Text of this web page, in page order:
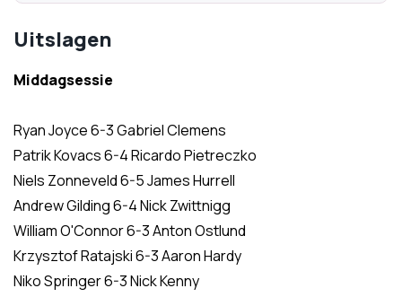
Uitslagen
Middagsessie
Ryan Joyce 6-3 Gabriel Clemens
Patrik Kovacs 6-4 Ricardo Pietreczko
Niels Zonneveld 6-5 James Hurrell
Andrew Gilding 6-4 Nick Zwittnigg
William O'Connor 6-3 Anton Ostlund
Krzysztof Ratajski 6-3 Aaron Hardy
Niko Springer 6-3 Nick Kenny